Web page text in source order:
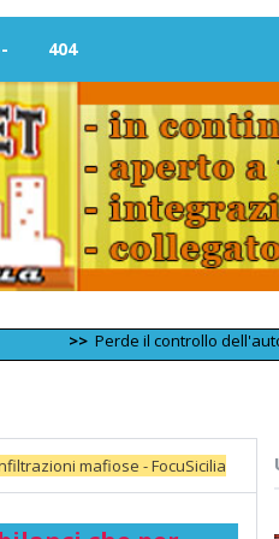
404
Perde il controllo dell'auto e si
mafiose - FocuSicilia